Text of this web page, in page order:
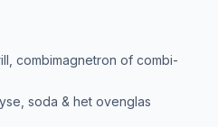
combimagnetron of combi-
soda & het ovenglas